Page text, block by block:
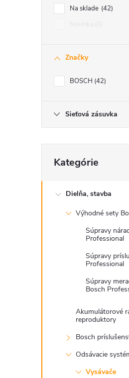
Na sklade 42
Značky
BOSCH 42
Sieťová zásuvka
kategórie
Kategórie
Dielňa, stavba
Výhodné sety
Súpravy
Professional
Súpravy
Professional
Súpravy
Bosch
Akumulátorové
reproduktory
Bosch
Odsávacie
Vysávače